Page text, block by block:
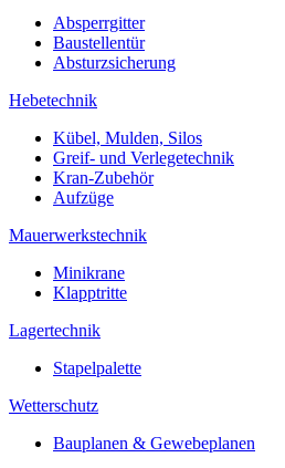
Absperrgitter
Baustellentür
Absturzsicherung
Hebetechnik
Kübel, Mulden, Silos
Greif- und Verlegetechnik
Kran-Zubehör
Aufzüge
Mauerwerkstechnik
Minikrane
Klapptritte
Lagertechnik
Stapelpalette
Wetterschutz
Bauplanen & Gewebeplanen